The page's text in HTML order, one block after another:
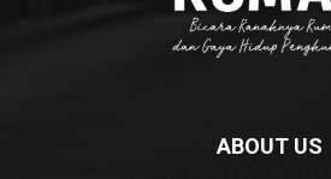
ABOUT US